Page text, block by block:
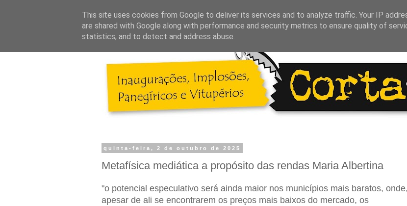
quinta-feira, 2 de outubro de 2025
Metafísica mediática a propósito das rendas Maria Albertina
"o potencial especulativo será ainda maior nos municípios mais baratos, onde,
apesar de ali se encontrarem os preços mais baixos do mercado, os
This site uses cookies from Google to deliver its services and to analyze traffic. Your IP
are shared with Google along with performance and security metrics to ensure quality of
statistics, and to detect and address abuse.